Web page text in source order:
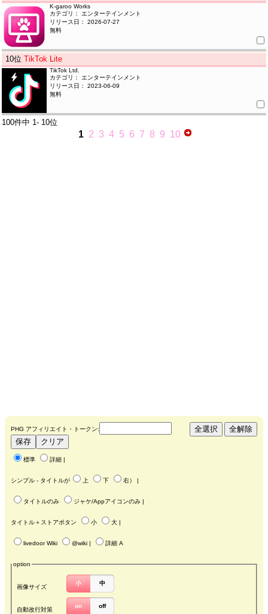
K-garoo Works
カテゴリ： エンターテインメント
リリース日： 2026-07-27
無料
10位TikTok Lite
TikTok Ltd.
カテゴリ： エンターテインメント
リリース日： 2023-06-09
無料
100件中 1- 10位
1 2 3 4 5 6 7 8 9 10
PHG アフィリエイト・トークン:
標準 詳細
シンプル - タイトルが 上 下 右） |
タイトルのみ ジャケ/Appアイコンのみ
タイトル＋ストアボタン 小 大
livedoor Wiki @wiki 詳細 A
option
画像サイズ
小 中
自動改行対策
on off